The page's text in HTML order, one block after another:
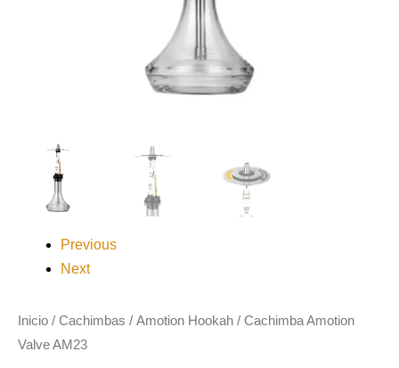
Previous
Next
Inicio / Cachimbas / Amotion Hookah / Cachimba Amotion
Valve AM23